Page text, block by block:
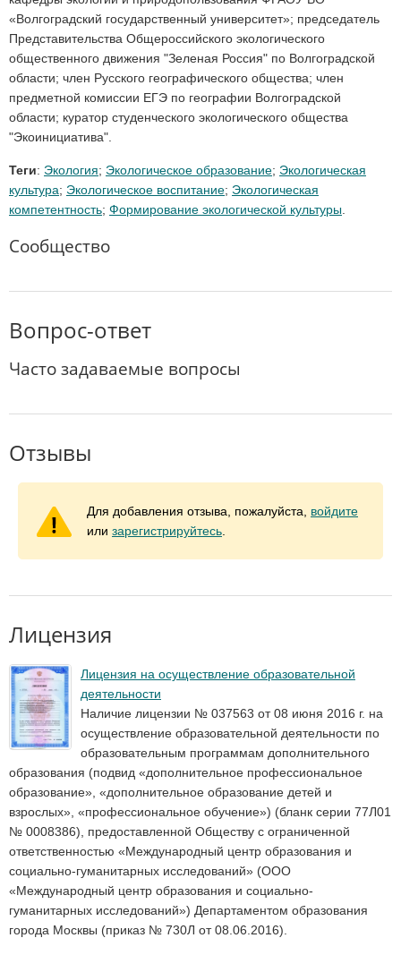
«Волгоградский государственный университет»; председатель
Представительства Общероссийского экологического
общественного движения "Зеленая Россия" по Волгоградской
области; член Русского географического общества; член
предметной комиссии ЕГЭ по географии Волгоградской
области; куратор студенческого экологического общества
"Экоинициатива".
Теги: Экология; Экологическое образование; Экологическая
культура; Экологическое воспитание; Экологическая
компетентность; Формирование экологической культуры
Сообщество
Вопрос-ответ
Часто задаваемые вопросы
Отзывы
Для добавления отзыва, пожалуйста, войдите
или зарегистрируйтесь
Лицензия
Лицензия на осуществление образовательной
деятельности
Наличие лицензии № 037563 от 08 июня 2016 г. на
осуществление образовательной деятельности по
образовательным программам дополнительного
образования (подвид «дополнительное профессиональное
образование», «дополнительное образование детей и
взрослых», «профессиональное обучение») (бланк серии 77Л01
№ 0008386), предоставленной Обществу с ограниченной
ответственностью «Международный центр образования и
социально-гуманитарных исследований» (ООО
«Международный центр образования и социально-
гуманитарных исследований») Департаментом образования
города Москвы (приказ № 730Л от 08.06.2016).